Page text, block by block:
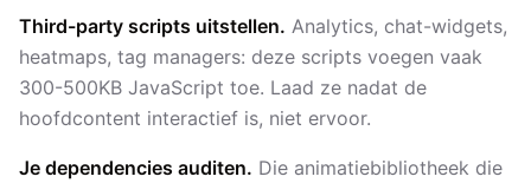
Third-party scripts uitstellen. Analytics, chat-widgets,
heatmaps, tag managers: deze scripts voegen vaak
300-500KB JavaScript toe. Laad ze nadat de
hoofdcontent interactief is, niet ervoor.
Je dependencies auditen. Die animatiebibliotheek die